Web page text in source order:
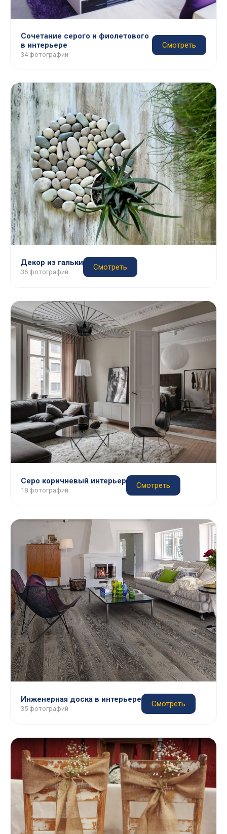
Сочетание серого и фиолетового
в интерьере
34 фотографии
Смотреть
Декор из гальки
36 фотографий
Смотреть
Серо коричневый интерьер
18 фотографий
Смотреть
Инженерная доска в интерьере
35 фотографий
Смотреть